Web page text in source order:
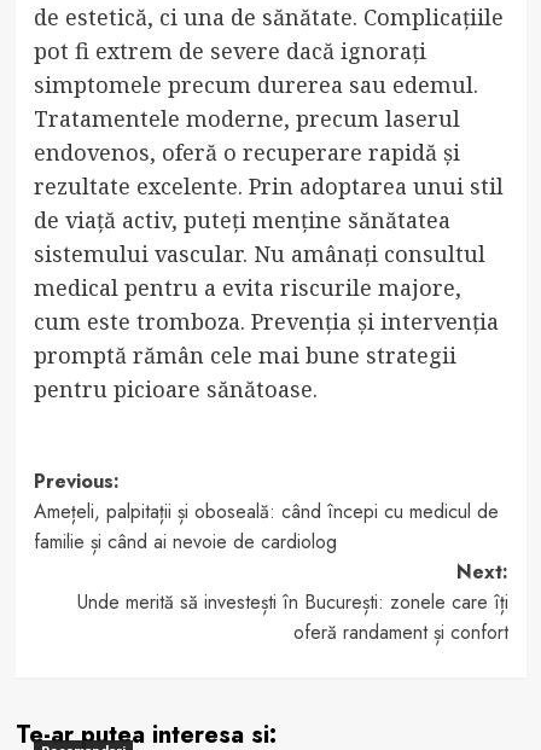
de estetică, ci una de sănătate. Complicațiile
pot fi extrem de severe dacă ignorați
simptomele precum durerea sau edemul.
Tratamentele moderne, precum laserul
endovenos, oferă o recuperare rapidă și
rezultate excelente. Prin adoptarea unui stil
de viață activ, puteți menține sănătatea
sistemului vascular. Nu amânați consultul
medical pentru a evita riscurile majore,
cum este tromboza. Prevenția și intervenția
promptă rămân cele mai bune strategii
pentru picioare sănătoase.
Post
navigation
Previous:
Amețeli, palpitații și oboseală: când începi cu medicul de
familie și când ai nevoie de cardiolog
Next:
Unde merită să investești în București: zonele care îți
oferă randament și confort
Te-ar putea interesa si: